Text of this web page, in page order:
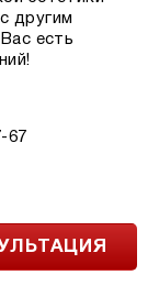
другим
есть
67